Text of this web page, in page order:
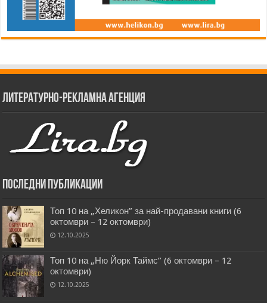
Литературно-рекламна агенция
Последни публикации
Топ 10 на „Хеликон” за най-продавани книги (6
октомври – 12 октомври)
12.10.2025
Топ 10 на „Ню Йорк Таймс” (6 октомври – 12
октомври)
12.10.2025